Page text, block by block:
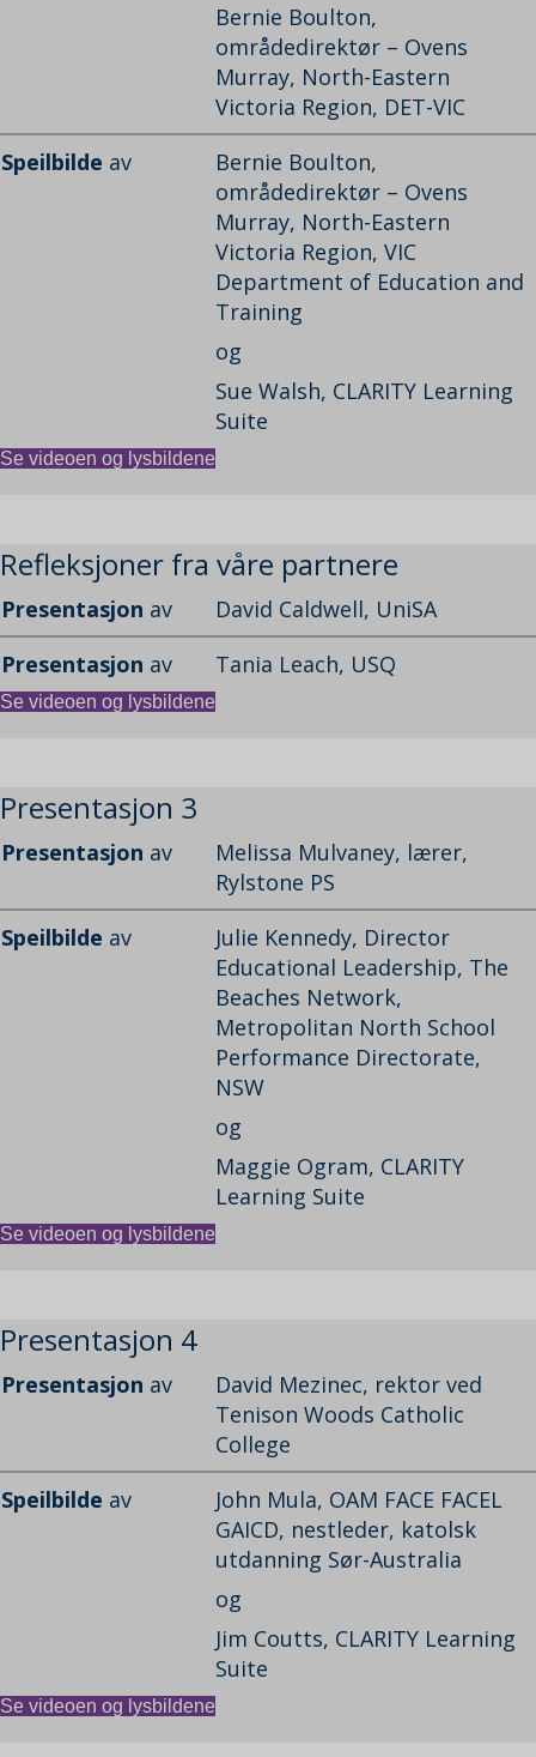
Bernie Boulton,
områdedirektør – Ovens
Murray, North-Eastern
Victoria Region, DET-VIC
Speilbilde av
Bernie Boulton,
områdedirektør – Ovens
Murray, North-Eastern
Victoria Region, VIC
Department of Education and
Training
og
Sue Walsh, CLARITY Learning
Suite
Se videoen og lysbildene
Refleksjoner fra våre partnere
Presentasjon av
David Caldwell, UniSA
Presentasjon av Tania Leach, USQ
Se videoen og lysbildene
Presentasjon 3
Presentasjon av
Melissa Mulvaney, lærer,
Rylstone PS
Speilbilde av
Julie Kennedy, Director
Educational Leadership, The
Beaches Network,
Metropolitan North School
Performance Directorate,
NSW
og
Maggie Ogram, CLARITY
Learning Suite
Se videoen og lysbildene
Presentasjon 4
Presentasjon av
David Mezinec, rektor ved
Tenison Woods Catholic
College
Speilbilde av
John Mula, OAM FACE FACEL
GAICD, nestleder, katolsk
utdanning Sør-Australia
og
Jim Coutts, CLARITY Learning
Suite
Se videoen og lysbildene